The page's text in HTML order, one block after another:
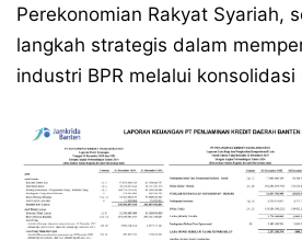
Perekonomian Rakyat Syariah,
langkah strategis dalam
industri BPR melalui